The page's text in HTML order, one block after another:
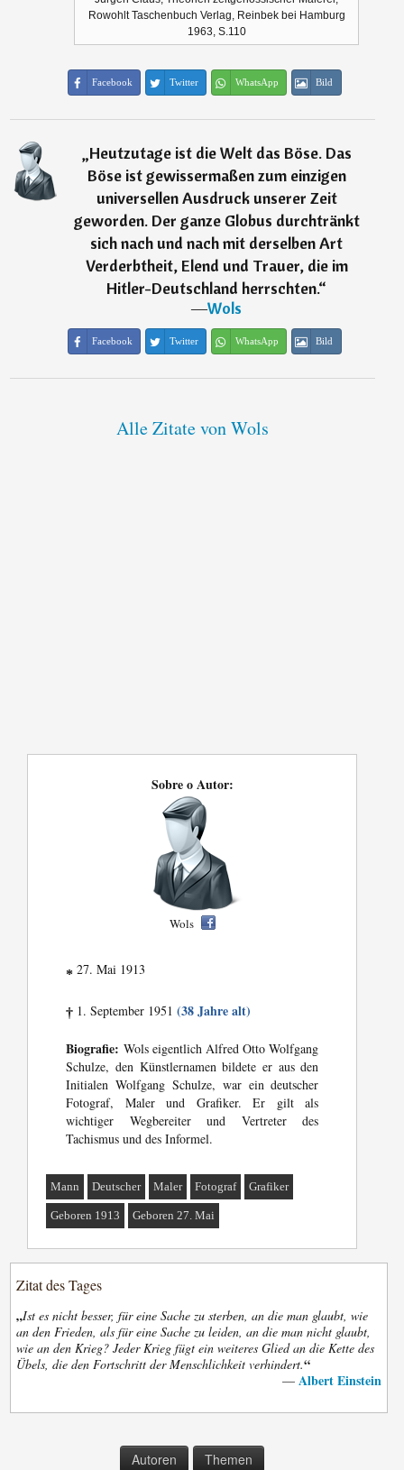
Rowohlt Taschenbuch Verlag, Reinbek bei Hamburg
1963, S.110
Facebook Twitter WhatsApp Bild
„Heutzutage ist die Welt das Böse. Das
Böse ist gewissermaßen zum einzigen
universellen Ausdruck unserer Zeit
geworden. Der ganze Globus durchtränkt
sich nach und nach mit derselben Art
Verderbtheit, Elend und Trauer, die im
Hitler-Deutschland herrschten.“
―Wols
Facebook Twitter WhatsApp Bild
Alle Zitate von Wols
Sobre o Autor:
Wols
* 27. Mai 1913
† 1. September 1951(38 Jahre alt)
Biografie: Wols eigentlich Alfred Otto Wolfgang
Schulze, den Künstlernamen bildete er aus den
Initialen Wolfgang Schulze, war ein deutscher
Fotograf, Maler und Grafiker. Er gilt als
wichtiger Wegbereiter und Vertreter des
Tachismus und des Informel.
Mann Deutscher Maler Fotograf Grafiker
Geboren 1913 Geboren 27. Mai
Zitat des Tages
„Ist es nicht besser, für eine Sache zu sterben, an die man glaubt, wie
an den Frieden, als für eine Sache zu leiden, an die man nicht glaubt,
wie an den Krieg? Jeder Krieg fügt ein weiteres Glied an die Kette des
Übels, die den Fortschritt der Menschlichkeit verhindert.“
— Albert Einstein
Autoren Themen